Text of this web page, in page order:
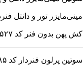
کش پهن بدون فنر کد ۵۲۷
سوتین پرلون فنردار کد ۲۳۸۵، سوتین دانتل فنردار کد ۲۳۲۰